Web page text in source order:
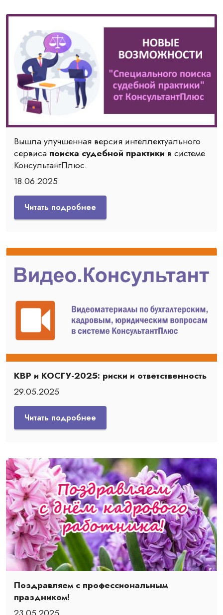
Вышла улучшенная версия интеллектуального
сервиса поиска судебной практики в системе
КонсультантПлюс.
18.06.2025
Читать подробнее
КВР и КОСГУ-2025: риски и ответственность
29.05.2025
Читать подробнее
Поздравляем с профессиональным
праздником!